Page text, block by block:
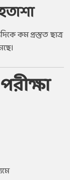
কম প্রস্তুত ছাত্র